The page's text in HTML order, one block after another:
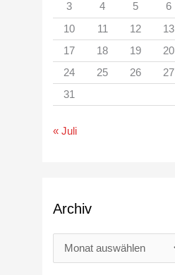
3
4 5 6
10
11 12 13
17
18 19 20
24
25 26 27
31
« Juli
Archiv